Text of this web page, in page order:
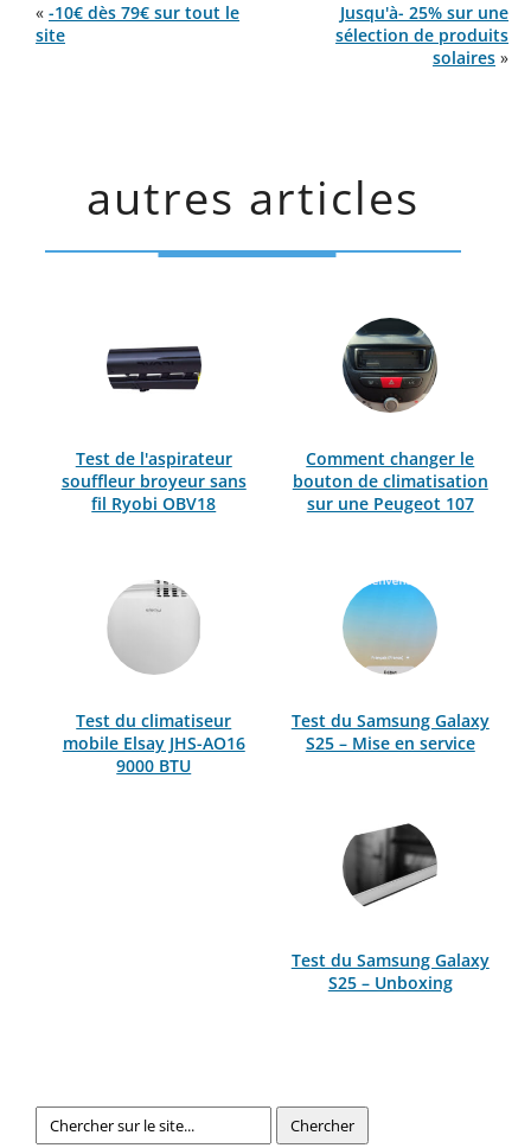
« -10€ dès 79€ sur tout le
site
Jusqu'à- 25% sur une
sélection de produits
solaires »
autres articles
Test de l'aspirateur
souffleur broyeur sans
fil Ryobi OBV18
Comment changer le
bouton de climatisation
sur une Peugeot 107
Test du climatiseur
mobile Elsay JHS-AO16
9000 BTU
Test du Samsung Galaxy
S25 – Mise en service
Test du Samsung Galaxy
S25 – Unboxing